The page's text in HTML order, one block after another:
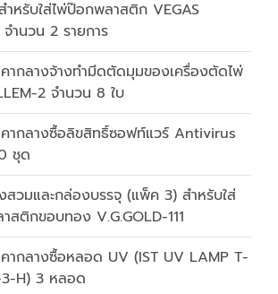
หรับใส่ไพ่ป๊อกพลาสติก VEGAS
ำนวน 2 รายการ
คากลางจ้างทำมีดตัดมุมของเครื่องตัดไพ่
2 จำนวน 8 ใบ
คากลางซื้อลิขสิทธิ์ซอฟท์แวร์ Antivirus
ชุด
สวมและกล่องบรรจุ (แพ็ค 3) สำหรับใส่
สติกขอบทอง V.G.GOLD-111
คากลางซื้อหลอด UV (IST UV LAMP T-
H) 3 หลอด